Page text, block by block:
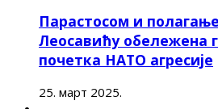
Парастосом и
Леосавићу обележена
почетка НАТО агресије
25. март 2025.